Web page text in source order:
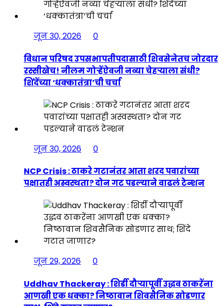
जून 30, 2026
0
विधान परिषद उपसभापतीपदासाठी शिवसेनेतच जोरदार
रस्सीखेच! नीलम गोऱ्हेंऐवजी नव्या चेहऱ्याला संधी?
शिंदेंच्या ‘धक्कातंत्रा’ची चर्चा
जून 30, 2026
0
NCP Crisis : ठाकरे गटानंतर आता शरद पवारांच्या
पक्षातही अस्वस्थता? दोन गट पडल्याने वाढलं टेन्शन
जून 29, 2026
0
Uddhav Thackeray : शिर्डी दौऱ्यापूर्वी उद्धव ठाकरेंना
आणखी एक धक्का? निष्ठावान शिवसैनिक सोडणार